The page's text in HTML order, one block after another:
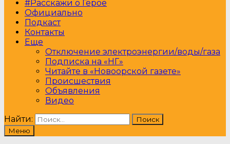
#Расскажи о Герое
Официально
Подкаст
Контакты
Еще
Отключение электроэнергии/воды/газа
Подписка на «НГ»
Читайте в «Новоорской газете»
Происшествия
Объявления
Видео
Найти:
Меню